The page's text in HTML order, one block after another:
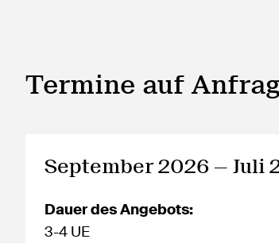
Termine auf
September 2026 — Juli
Dauer des Angebots:
3-4 UE